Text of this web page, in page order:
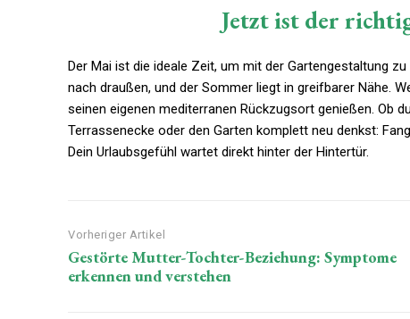
Jetzt ist der
Der Mai ist die ideale Zeit, um mit der Gartengestaltung
nach draußen, und der Sommer liegt in greifbarer Nähe.
seinen eigenen mediterranen Rückzugsort genießen. Ob
Terrassenecke oder den Garten komplett neu denkst:
Dein Urlaubsgefühl wartet direkt hinter der Hintertür.
Vorheriger Artikel
Gestörte Mutter-Tochter-Beziehung: Symptome
erkennen und verstehen